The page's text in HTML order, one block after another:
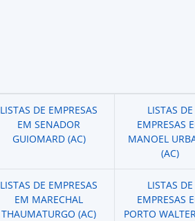
LISTAS DE EMPRESAS
EM SENADOR
GUIOMARD (AC)
LISTAS DE
EMPRESAS
MANOEL
(AC)
LISTAS DE EMPRESAS
EM MARECHAL
THAUMATURGO (AC)
LISTAS DE
EMPRESAS
PORTO